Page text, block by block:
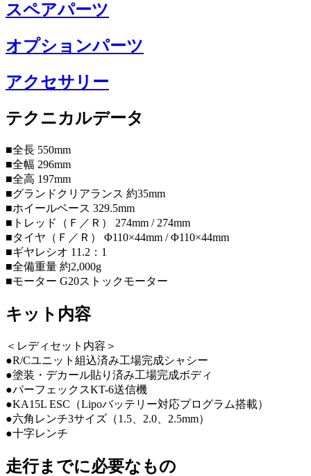
スペアパーツ
オプションパーツ
アクセサリー
テクニカルデータ
■全長 550mm
■全幅 296mm
■全高 197mm
■グランドクリアランス 約35mm
■ホイールベース 329.5mm
■トレッド（Ｆ／Ｒ） 274mm / 274mm
■タイヤ（Ｆ／Ｒ） Φ110×44mm / Φ110×44mm
■ギヤレシオ 11.2：1
■全備重量 約2,000g
■モーター G20ストックモーター
キット内容
＜レディセット内容＞
●R/Cユニット組込済み工場完成シャシー
●塗装・デカール貼り済み工場完成ボディ
●パーフェックスKT-6送信機
●KA15L ESC（Lipoバッテリー対応プログラム搭載）
●六角レンチ3サイズ（1.5、2.0、2.5mm）
●十字レンチ
走行までに必要なもの